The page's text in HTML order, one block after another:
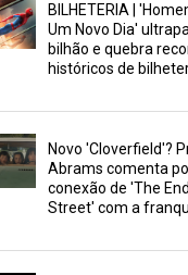
BILHETERIA |
Um Novo Dia'
bilhão e quebra
históricos de
Novo 'Cloverfield'?
Abrams comenta
conexão de 'The
Street' com a